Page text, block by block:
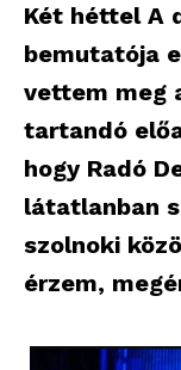
Két héttel A
bemutatója
vettem meg
tartandó
hogy Radó
látatlanban
szolnoki
érzem,